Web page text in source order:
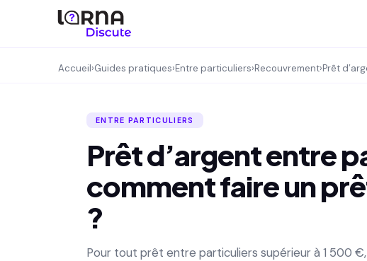
Accueil›Guides pratiques›Entre particuliers›Recouvrement›Prêt
ENTRE PARTICULIERS
Prêt d’argent entre
comment faire un
?
Pour tout prêt entre particuliers supérieur à 1 500